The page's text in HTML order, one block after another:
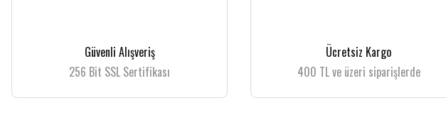
Güvenli Alışveriş
256 Bit SSL Sertifikası
Ücretsiz Kargo
400 TL ve üzeri siparişlerde